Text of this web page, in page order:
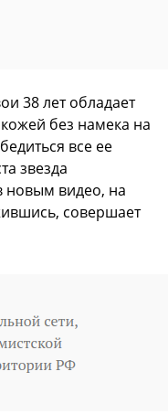
38 лет обладает
без намека на
все ее
звезда
новым видео, на
совершает